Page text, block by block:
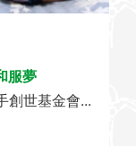
服夢
創世基金會...